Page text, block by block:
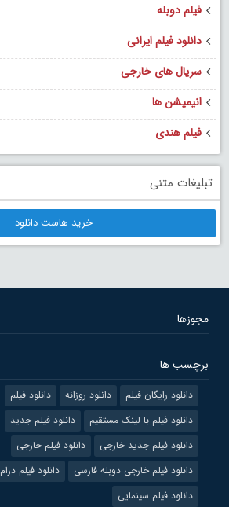
فیلم دوبله
دانلود فیلم ایرانی
سریال های خارجی
انیمیشن ها
فیلم هندی
تبلیغات متنی
خرید هاست دانلود
مجوزها
برچسب ها
دانلود رایگان فیلم دانلود روزانه
دانلود فیلم
دانلود فیلم با لینک مستقیم
دانلود فیلم جدید
دانلود فیلم جدید خارجی
دانلود فیلم خارجی
دانلود فیلم خارجی دوبله فارسی
دانلود فیلم درام
دانلود فیلم سینمایی